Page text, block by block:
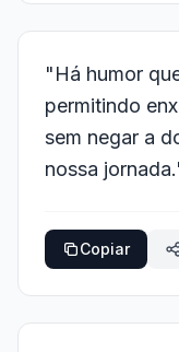
"Há humor
permitindo
sem negar a
nossa
Copiar